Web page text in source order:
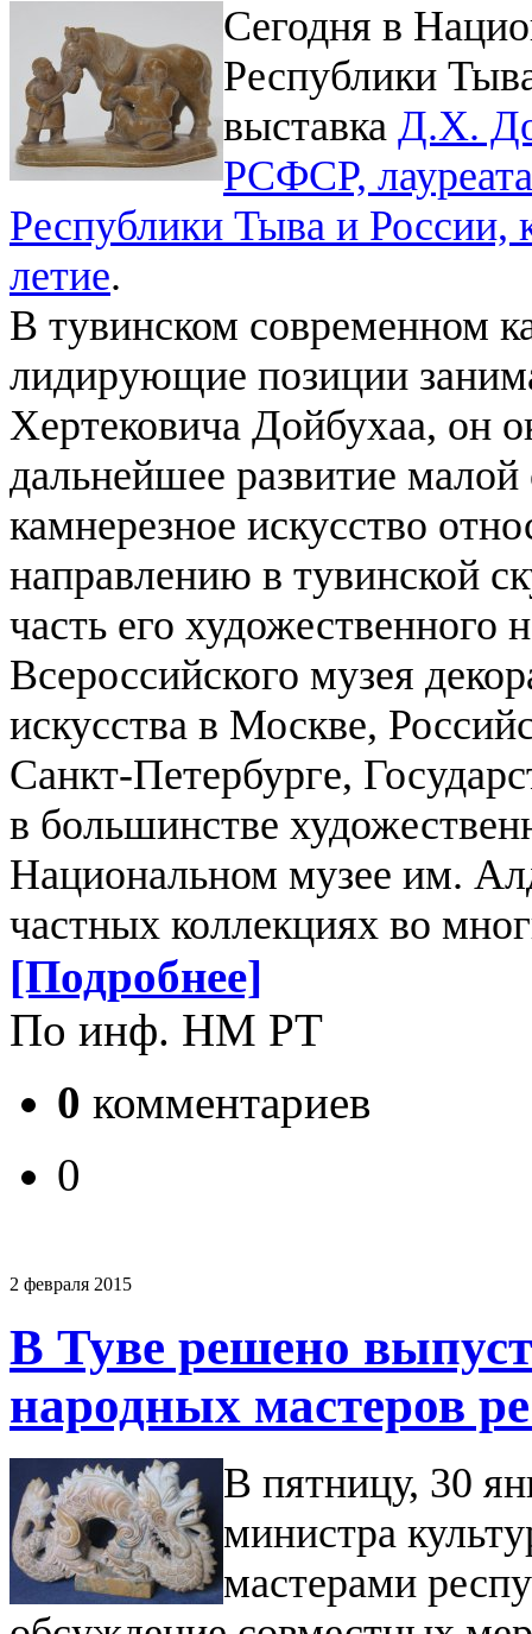
Сегодня в
Республики
выставка Д.Х.
РСФСР,
Республики Тыва и России,
летие.
В тувинском современном
лидирующие позиции
Хертековича Дойбухаа, он
дальнейшее развитие
камнерезное искусство
направлению в тувинской
часть его художественного
Всероссийского музея
искусства в Москве,
Санкт-Петербурге,
в большинстве
Национальном музее им.
частных коллекциях во
[Подробнее]
По инф. НМ РТ
0 комментариев
0
2 февраля 2015
В Туве решено
народных мастеров
В пятницу, 30
министра
мастерами